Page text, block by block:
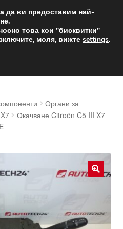
от 12 лв.
целия свят
Органи за
Окачване Citroën C5 III X7
да ви предоставим най-
това кои "бисквитки"
моля, вижте settings.